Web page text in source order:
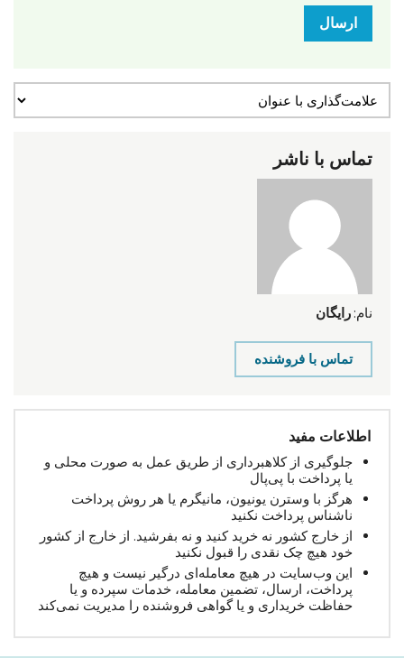
ارسال
تماس با ناشر
نام: رایگان
تماس با فروشنده
اطلاعات مفید
جلوگیری از کلاهبرداری از طریق عمل به صورت محلی و
یا پرداخت با پی‌پال
هرگز با وسترن یونیون، مانیگرم یا هر روش پرداخت
ناشناس پرداخت نکنید
از خارج کشور نه خرید کنید و نه بفرشید. از خارج از کشور
خود هیچ چک نقدی را قبول نکنید
این وب‌سایت در هیچ معامله‌ای درگیر نیست و هیچ
پرداخت، ارسال، تضمین معامله، خدمات سپرده و یا
حفاظت خریداری و یا گواهی فروشنده را مدیریت نمی‌کند